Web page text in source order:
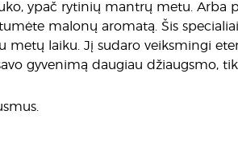
ypač rytinių mantrų metu. Arba
malonų aromatą. Šis
laiku. Jį sudaro veiksmingi
gyvenimą daugiau džiaugsmo,